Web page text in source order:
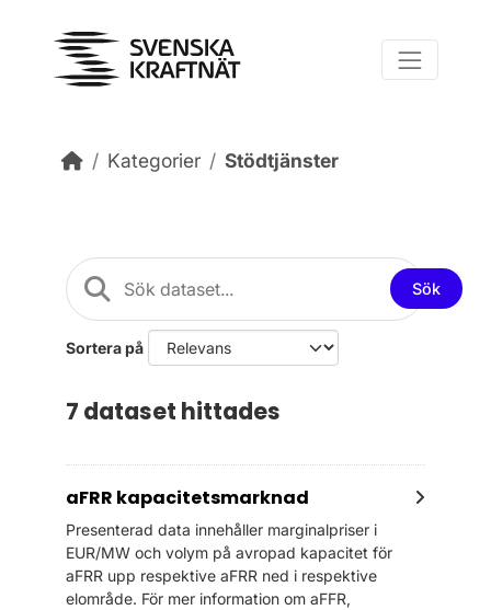
Kategorier Stödtjänster
Sök
Sortera på
7 dataset hittades
aFRR kapacitetsmarknad
Presenterad data innehåller marginalpriser i
EUR/MW och volym på avropad kapacitet för
aFRR upp respektive aFRR ned i respektive
elområde. För mer information om aFFR,